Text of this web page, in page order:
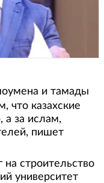
и тамады
что казахские
а за ислам,
пишет
строительство
университет